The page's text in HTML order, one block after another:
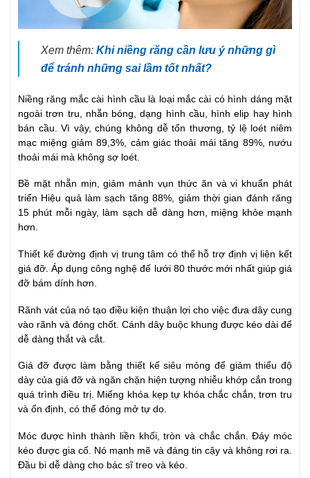
Xem thêm: Khi niềng răng cần lưu ý những gì
để tránh những sai lầm tốt nhất?
Niềng răng mắc cài hình cầu là loại mắc cài có hình dáng mặt
ngoài trơn tru, nhẵn bóng, dạng hình cầu, hình elip hay hình
bán cầu. Vì vậy, chúng không dễ tổn thương, tỷ lệ loét niêm
mạc miệng giảm 89,3%, cảm giác thoải mái tăng 89%, nướu
thoải mái mà không sợ loét.
Bề mặt nhẵn mịn, giảm mảnh vụn thức ăn và vi khuẩn phát
triển Hiệu quả làm sạch tăng 88%, giảm thời gian đánh răng
15 phút mỗi ngày, làm sạch dễ dàng hơn, miệng khỏe mạnh
hơn.
Thiết kế đường định vị trung tâm có thể hỗ trợ định vị liên kết
giá đỡ. Áp dụng công nghệ đế lưới 80 thước mới nhất giúp giá
đỡ bám dính hơn.
Rãnh vát của nó tạo điều kiện thuận lợi cho việc đưa dây cung
vào rãnh và đóng chốt. Cánh dây buộc khung được kéo dài để
dễ dàng thắt và cắt.
Giá đỡ được làm bằng thiết kế siêu mỏng để giảm thiểu độ
dày của giá đỡ và ngăn chặn hiện tượng nhiễu khớp cắn trong
quá trình điều trị. Miếng khóa kẹp tự khóa chắc chắn, trơn tru
và ổn định, có thể đóng mở tự do.
Móc được hình thành liền khối, tròn và chắc chắn. Đáy móc
kéo được gia cố. Nó mạnh mẽ và đáng tin cậy và không rơi ra.
Đầu bi dễ dàng cho bác sĩ treo và kéo.